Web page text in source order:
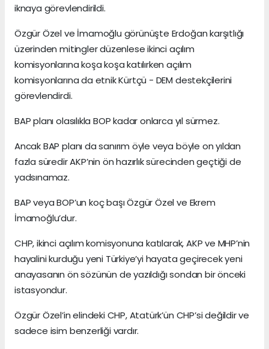
iknaya görevlendirildi.
Özgür Özel ve İmamoğlu görünüşte Erdoğan karşıtlığı
üzerinden mitingler düzenlese ikinci açılım
komisyonlarına koşa koşa katılırken açılım
komisyonlarına da etnik Kürtçü - DEM destekçilerini
görevlendirdi.
BAP planı olasılıkla BOP kadar onlarca yıl sürmez.
Ancak BAP planı da sanırım öyle veya böyle on yıldan
fazla süredir AKP’nin ön hazırlık sürecinden geçtiği de
yadsınamaz.
BAP veya BOP’un koç başı Özgür Özel ve Ekrem
İmamoğlu’dur.
CHP, ikinci açılım komisyonuna katılarak, AKP ve MHP’nin
hayalini kurduğu yeni Türkiye’yi hayata geçirecek yeni
anayasanın ön sözünün de yazıldığı sondan bir önceki
istasyondur.
Özgür Özel’in elindeki CHP, Atatürk’ün CHP’si değildir ve
sadece isim benzerliği vardır.